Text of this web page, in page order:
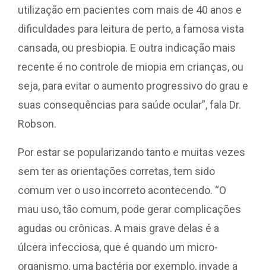
utilização em pacientes com mais de 40 anos e
dificuldades para leitura de perto, a famosa vista
cansada, ou presbiopia. E outra indicação mais
recente é no controle de miopia em crianças, ou
seja, para evitar o aumento progressivo do grau e
suas consequências para saúde ocular”, fala Dr.
Robson.
Por estar se popularizando tanto e muitas vezes
sem ter as orientações corretas, tem sido
comum ver o uso incorreto acontecendo. “O
mau uso, tão comum, pode gerar complicações
agudas ou crônicas. A mais grave delas é a
úlcera infecciosa, que é quando um micro-
organismo, uma bactéria por exemplo, invade a